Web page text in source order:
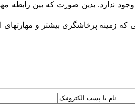
ندارد. بدین صورت که بین رابطه
زمینه پرخاشگری بیشتر و مهارت­های